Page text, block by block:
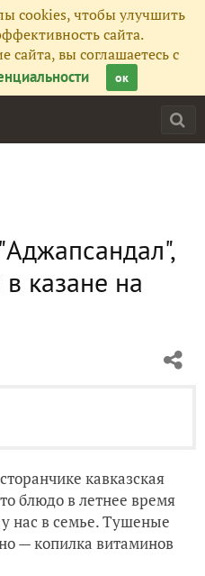
cookies, чтобы улучшить
сайта.
сайта, вы соглашаетесь с
ок
казане на
кавказская
блюдо в летнее время
нас в семье. Тушеные
— копилка витаминов